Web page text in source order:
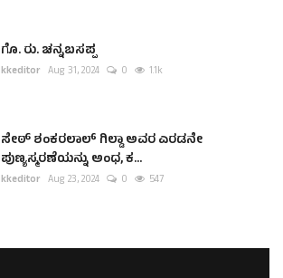
ಗೊ. ರು. ಚನ್ನಬಸಪ್ಪ
kkeditor Aug 31, 2024 0 1.1k
ಸೇಠ್ ಶಂಕರಲಾಲ್ ಗಿಲ್ಡಾ ಅವರ ಎರಡನೇ
ಪುಣ್ಯಸ್ಮರಣೆಯನ್ನು ಅಂಧ, ಕ...
kkeditor Aug 23, 2024 0 547